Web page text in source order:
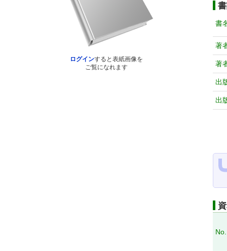
ログインすると表紙画像を
ご覧になれます
書
著
著
出
出
No.